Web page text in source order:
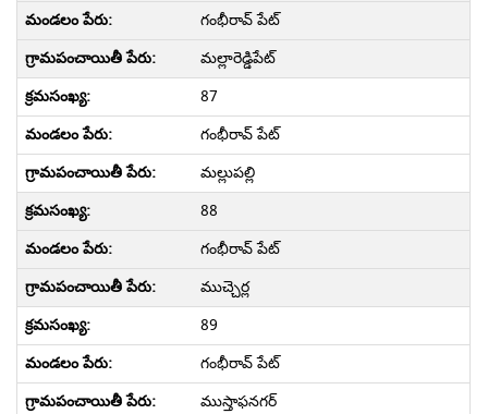
గంభీరావ్ పేట్
మల్లారెడ్డిపేట్
87
గంభీరావ్ పేట్
మల్లుపల్లి
88
గంభీరావ్ పేట్
ముచ్చెర్ల
89
గంభీరావ్ పేట్
ముస్తాఫనగర్